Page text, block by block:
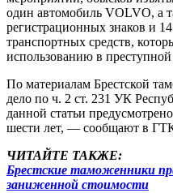
один автомобиль VOLVO, а
регистрационных знаков и
транспортных средств,
использованию в преступной
По материалам Брестской
дело по ч. 2 ст. 231 УК
данной статьи
шести лет, — сообщают в
ЧИТАЙТЕ ТАКЖЕ:
Брестские таможенники
заниженной стоимости